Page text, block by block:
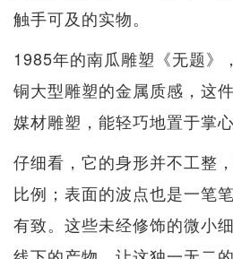
触手可及的实物。
1985年的南瓜雕塑《无题》
铜大型雕塑的金属质感，这
媒材雕塑，能轻巧地置于掌
仔细看，它的身形并不工整
比例；表面的波点也是一笔
有致。这些未经修饰的微小